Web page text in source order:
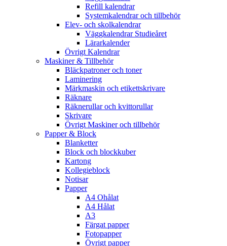
Refill kalendrar
Systemkalendrar och tillbehör
Elev- och skolkalendrar
Väggkalendrar Studieåret
Lärarkalender
Övrigt Kalendrar
Maskiner & Tillbehör
Bläckpatroner och toner
Laminering
Märkmaskin och etikettskrivare
Räknare
Räknerullar och kvittorullar
Skrivare
Övrigt Maskiner och tillbehör
Papper & Block
Blanketter
Block och blockkuber
Kartong
Kollegieblock
Notisar
Papper
A4 Ohålat
A4 Hålat
A3
Färgat papper
Fotopapper
Övrigt papper